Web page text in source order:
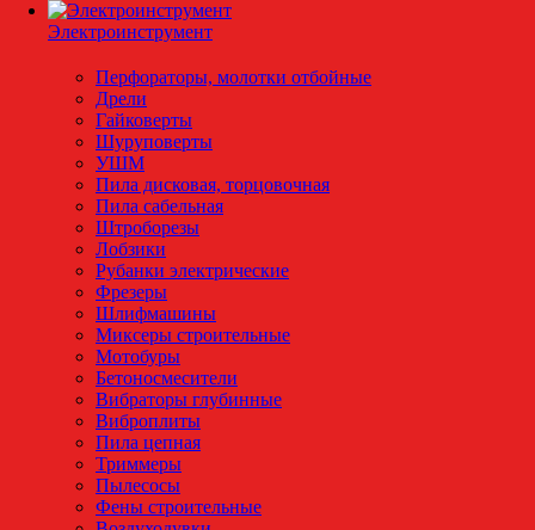
Электроинструмент
Перфораторы, молотки отбойные
Дрели
Гайковерты
Шуруповерты
УШМ
Пила дисковая, торцовочная
Пила сабельная
Штроборезы
Лобзики
Рубанки электрические
Фрезеры
Шлифмашины
Миксеры строительные
Мотобуры
Бетоносмесители
Вибраторы глубинные
Виброплиты
Пила цепная
Триммеры
Пылесосы
Фены строительные